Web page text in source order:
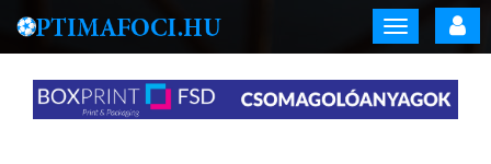
Toggle
navigation